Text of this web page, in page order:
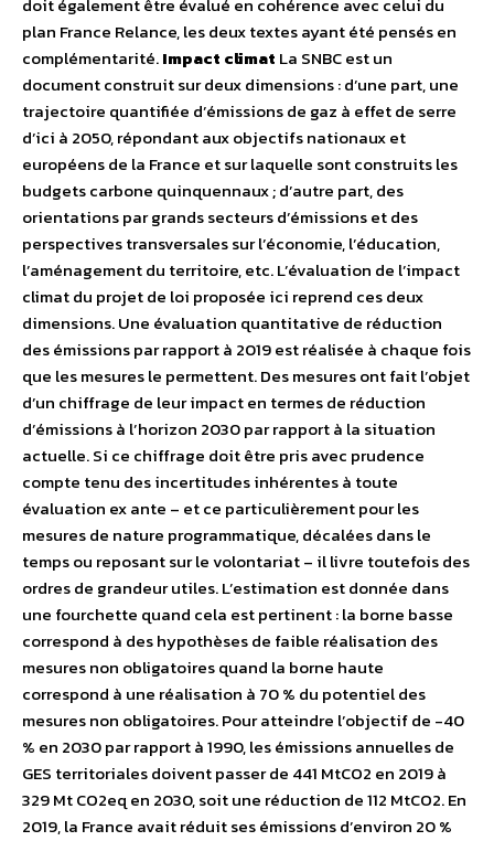
doit également être évalué en cohérence avec celui du
plan France Relance, les deux textes ayant été pensés en
complémentarité.Impact climat La SNBC est un
document construit sur deux dimensions : d’une part, une
trajectoire quantifiée d’émissions de gaz à effet de serre
d’ici à 2050, répondant aux objectifs nationaux et
européens de la France et sur laquelle sont construits les
budgets carbone quinquennaux ; d’autre part, des
orientations par grands secteurs d’émissions et des
perspectives transversales sur l’économie, l’éducation,
l’aménagement du territoire, etc. L’évaluation de l’impact
climat du projet de loi proposée ici reprend ces deux
dimensions. Une évaluation quantitative de réduction
des émissions par rapport à 2019 est réalisée à chaque fois
que les mesures le permettent. Des mesures ont fait l’objet
d’un chiffrage de leur impact en termes de réduction
d’émissions à l’horizon 2030 par rapport à la situation
actuelle. Si ce chiffrage doit être pris avec prudence
compte tenu des incertitudes inhérentes à toute
évaluation ex ante – et ce particulièrement pour les
mesures de nature programmatique, décalées dans le
temps ou reposant sur le volontariat – il livre toutefois des
ordres de grandeur utiles. L’estimation est donnée dans
une fourchette quand cela est pertinent : la borne basse
correspond à des hypothèses de faible réalisation des
mesures non obligatoires quand la borne haute
correspond à une réalisation à 70 % du potentiel des
mesures non obligatoires. Pour atteindre l’objectif de -40
% en 2030 par rapport à 1990, les émissions annuelles de
GES territoriales doivent passer de 441 MtCO2 en 2019 à
329 Mt CO2eq en 2030, soit une réduction de 112 MtCO2. En
2019, la France avait réduit ses émissions d’environ 20 %